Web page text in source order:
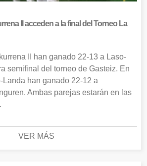
II acceden a la final del Torneo La
II han ganado 22-13 a Laso-
semifinal del torneo de Gasteiz. En
Landa han ganado 22-12 a
Ambas parejas estarán en las
VER MÁS